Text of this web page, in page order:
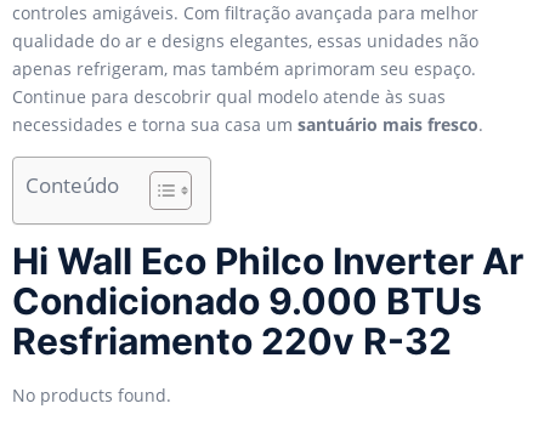
controles amigáveis. Com filtração avançada para melhor
qualidade do ar e designs elegantes, essas unidades não
apenas refrigeram, mas também aprimoram seu espaço.
Continue para descobrir qual modelo atende às suas
necessidades e torna sua casa um santuário mais fresco.
Conteúdo
Hi Wall Eco Philco Inverter Ar
Condicionado 9.000 BTUs
Resfriamento 220v R-32
No products found.